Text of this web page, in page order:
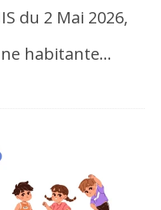
du 2 Mai 2026,
habitante…